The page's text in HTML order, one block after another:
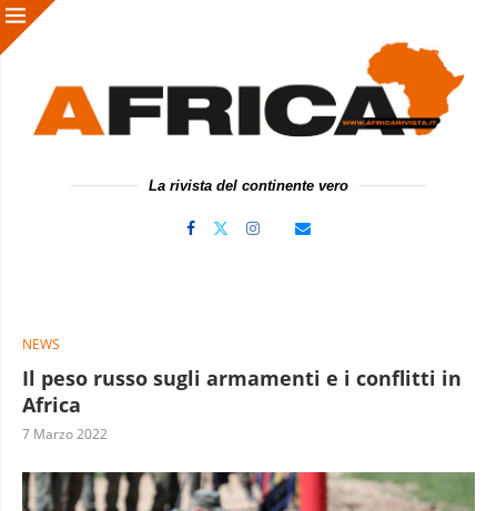
La rivista del continente vero
NEWS
Il peso russo sugli armamenti e i conflitti in
Africa
7 Marzo 2022